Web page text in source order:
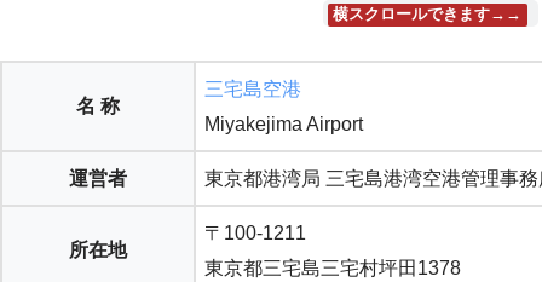
横スクロールできます→→
名 称
三宅島空港
Miyakejima Airport
運営者 東京都港湾局 三宅島港湾空港管理事務
所在地
〒100-1211
東京都三宅島三宅村坪田1378